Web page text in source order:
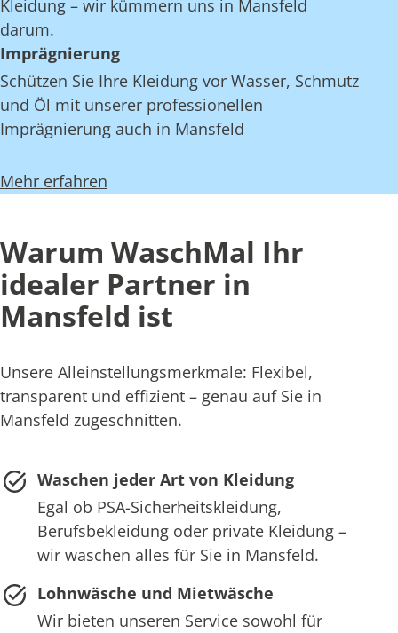
Kleidung – wir kümmern uns in Mansfeld
darum.
Imprägnierung
Schützen Sie Ihre Kleidung vor Wasser, Schmutz
und Öl mit unserer professionellen
Imprägnierung auch in Mansfeld
Mehr erfahren
Warum WaschMal Ihr
idealer Partner in
Mansfeld ist
Unsere Alleinstellungsmerkmale: Flexibel,
transparent und effizient – genau auf Sie in
Mansfeld zugeschnitten.
Waschen jeder Art von Kleidung
Egal ob PSA-Sicherheitskleidung,
Berufsbekleidung oder private Kleidung –
wir waschen alles für Sie in Mansfeld.
Lohnwäsche und Mietwäsche
Wir bieten unseren Service sowohl für